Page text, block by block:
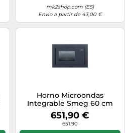
mk2shop.com (ES)
Envío a partir de 43,00 €
Horno Microondas
Integrable Smeg 60 cm
Linea FMI120G Neptune
Grey
651,90 €
651.90